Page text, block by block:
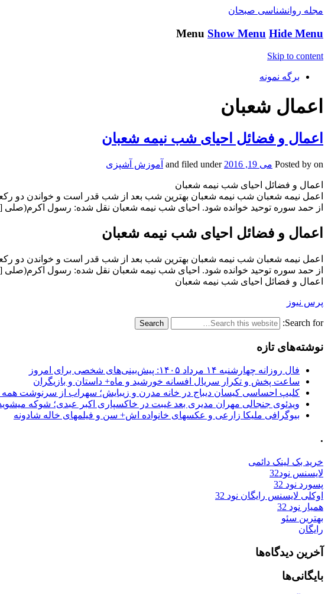
مجله روانشناسی صبحان
Menu Show Menu Hide Menu
Skip to content
برگه نمونه
اعمال شعبان
اعمال و فضائل احیای شب نیمه شعبان
Posted by on می 19, 2016 and filed under آموزش آشپزی
اعمال و فضائل احیای شب نیمه شعبان
اعمل نیمه شعبان شب نیمه شعبان بهترین شب بعد از شب قدر است و خواندن دو
از حمد سوره توحید خوانده شود. احیای شب نیمه شعبان نقل شده: رسول
اعمال و فضائل احیای شب نیمه شعبان
اعمل نیمه شعبان شب نیمه شعبان بهترین شب بعد از شب قدر است و خواندن دو
از حمد سوره توحید خوانده شود. احیای شب نیمه شعبان نقل شده: رسول
اعمال و فضائل احیای شب نیمه شعبان
پرس نیوز
Search for:
نوشته‌های تازه
فال روزانه چهارشنبه ۱۴ مرداد ۱۴۰۵: پیش‌بینی‌های شخصی برای امروز
ساعت پخش و تکرار سریال افسانه خورشید و ماه+ داستان و بازیگران
کلیپ احساسی کیسان دیباج در خانه مدرن و زیبایش؛ سهراب از سرنوشت همه
ویدئوی جنجالی مهران مدیری بعد غیبت در خاکسپاری اکبر عبدی؛ شوکه
بیوگرافی ملیکا زارعی و عکسهای خانواده اش+ سن و فیلمهای خاله شادونه
.
خرید بک لینک دائمی
لایسنس نود32
پسورد نود 32
اوکلی لایسنس رایگان نود 32
همیار نود 32
بهترین سئو
رایگان
آخرین دیدگاه‌ها
بایگانی‌ها